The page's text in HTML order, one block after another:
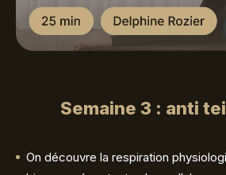
Semaine 3 : anti
On découvre la respiration